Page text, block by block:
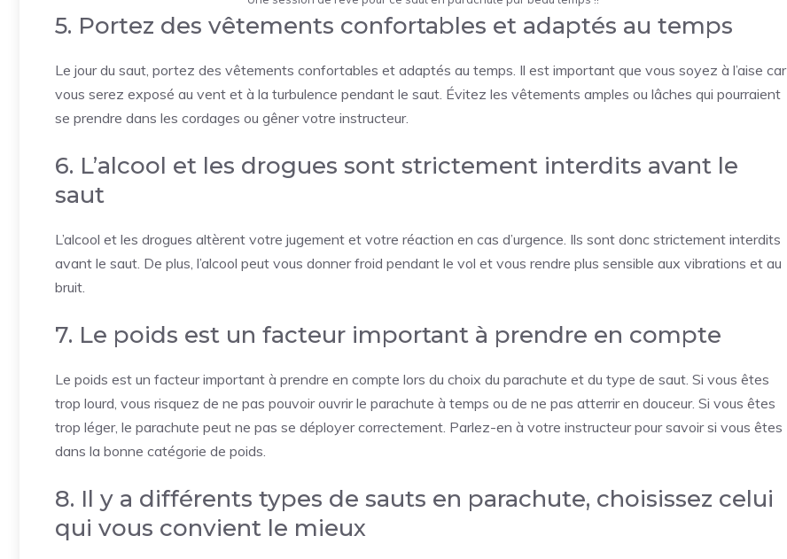
5. Portez des vêtements confortables et adaptés au temps
Le jour du saut, portez des vêtements confortables et adaptés au temps. Il est important que vous soyez à l’aise car
vous serez exposé au vent et à la turbulence pendant le saut. Évitez les vêtements amples ou lâches qui pourraient
se prendre dans les cordages ou gêner votre instructeur.
6. L’alcool et les drogues sont strictement interdits avant le
saut
L’alcool et les drogues altèrent votre jugement et votre réaction en cas d’urgence. Ils sont donc strictement interdits
avant le saut. De plus, l’alcool peut vous donner froid pendant le vol et vous rendre plus sensible aux vibrations et au
bruit.
7. Le poids est un facteur important à prendre en compte
Le poids est un facteur important à prendre en compte lors du choix du parachute et du type de saut. Si vous êtes
trop lourd, vous risquez de ne pas pouvoir ouvrir le parachute à temps ou de ne pas atterrir en douceur. Si vous êtes
trop léger, le parachute peut ne pas se déployer correctement. Parlez-en à votre instructeur pour savoir si vous êtes
dans la bonne catégorie de poids.
8. Il y a différents types de sauts en parachute, choisissez celui
qui vous convient le mieux